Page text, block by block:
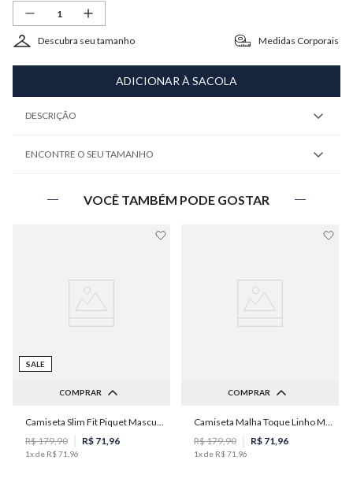
Descubra seu tamanho Medidas Corporais
ADICIONAR À SACOLA
DESCRIÇÃO
ENCONTRE O SEU TAMANHO
VOCÊ TAMBÉM PODE GOSTAR
SALE
COMPRAR
M
Camiseta Slim Fit Piquet Masculina Individual
R$179,90 R$ 71,96
1x de R$71 96
COMPRAR
G
Camiseta Malha Toque Linho Masculina Individual
R$179,90 R$ 71,96
1x de R$71 96